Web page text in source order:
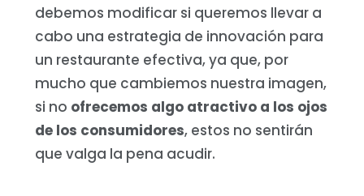
debemos modificar si queremos llevar a
cabo una estrategia de innovación para
un restaurante efectiva, ya que, por
mucho que cambiemos nuestra imagen,
si no ofrecemos algo atractivo a los ojos
de los consumidores, estos no sentirán
que valga la pena acudir.